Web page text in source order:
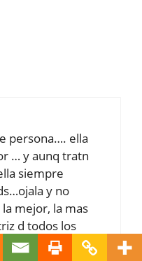
persona…. ella
… y aunq tratn
siempre
y no
mejor, la mas
d todos los